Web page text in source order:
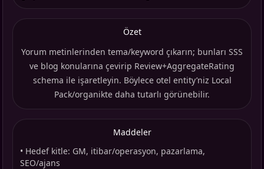
Özet
Yorum metinlerinden tema/keyword çıkarın; bunları SSS
ve blog konularına çevirip Review+AggregateRating
schema ile işaretleyin. Böylece otel entity’niz Local
Pack/organikte daha tutarlı görünebilir.
Maddeler
• Hedef kitle: GM, itibar/operasyon, pazarlama,
SEO/ajans